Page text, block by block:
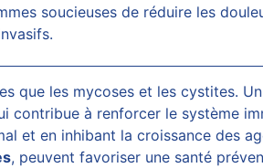
soucieuses de réduire les
que les mycoses et les cystites.
contribue à renforcer le système
et en inhibant la croissance des
, peuvent favoriser une santé